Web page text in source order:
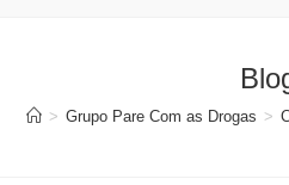
> Grupo Pare Com as Drogas >